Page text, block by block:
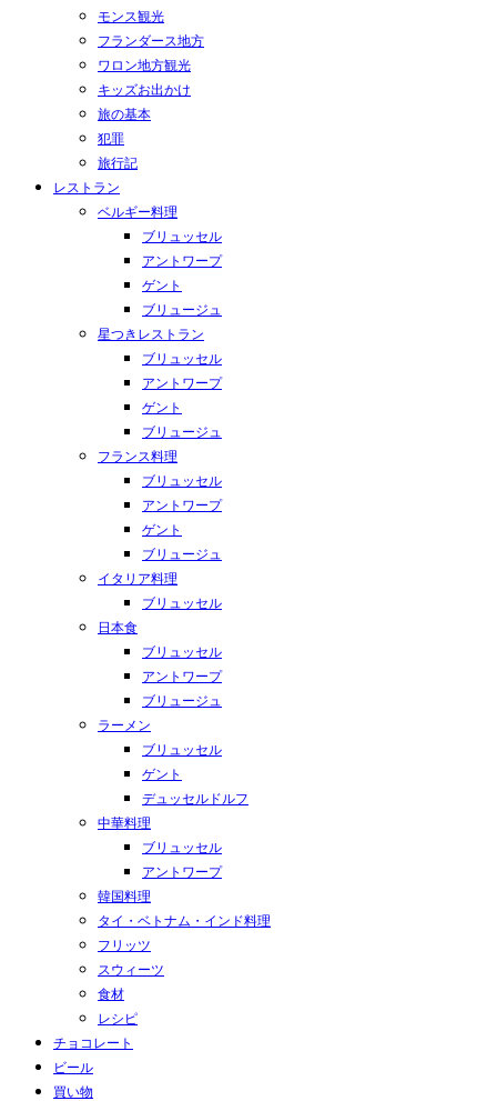
モンス観光
フランダース地方
ワロン地方観光
キッズお出かけ
旅の基本
犯罪
旅行記
レストラン
ベルギー料理
ブリュッセル
アントワープ
ゲント
ブリュージュ
星つきレストラン
ブリュッセル
アントワープ
ゲント
ブリュージュ
フランス料理
ブリュッセル
アントワープ
ゲント
ブリュージュ
イタリア料理
ブリュッセル
日本食
ブリュッセル
アントワープ
ブリュージュ
ラーメン
ブリュッセル
ゲント
デュッセルドルフ
中華料理
ブリュッセル
アントワープ
韓国料理
タイ・ベトナム・インド料理
フリッツ
スウィーツ
食材
レシピ
チョコレート
ビール
買い物